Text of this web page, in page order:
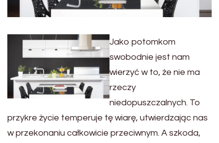
Jako potomkom
swobodnie jest nam
wierzyć w to, że nie ma
rzeczy
niedopuszczalnych. To
przykre życie temperuje tę wiarę, utwierdzając nas
w przekonaniu całkowicie przeciwnym. A szkoda,